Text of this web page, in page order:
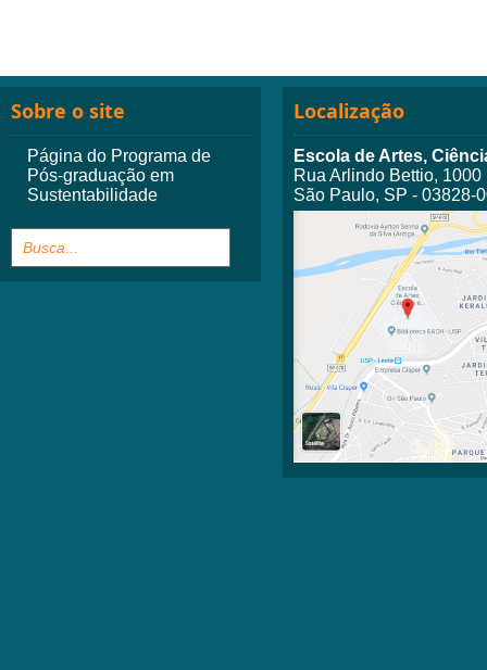
Sobre o site
Página do Programa de
Pós-graduação em
Sustentabilidade
Localização
Escola de Artes,
Rua Arlindo Bettio, 1000
São Paulo, SP - 03828-